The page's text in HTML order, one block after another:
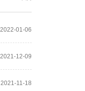
2022-01-06
2021-12-09
2021-11-18